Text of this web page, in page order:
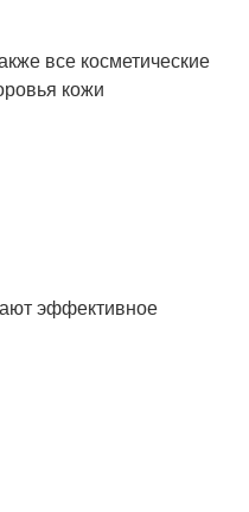
все косметические
кожи
эффективное